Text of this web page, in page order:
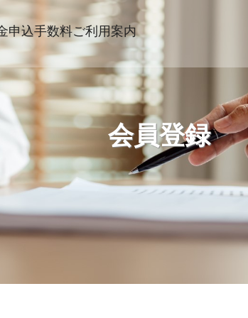
申込手数料ご利用案内
会員登録